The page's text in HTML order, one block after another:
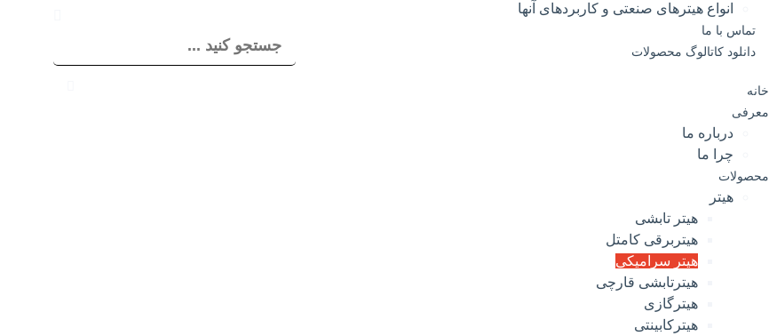
انواع هیترهای صنعتی و کاربردهای آنها
تماس با ما
دانلود کاتالوگ محصولات
خانه
معرفی
درباره ما
چرا ما
محصولات
هیتر
هیتر تابشی
هیتربرقی کامتل
هیتر سرامیکی
هیترتابشی قارچی
هیترگازی
هیترکابینتی